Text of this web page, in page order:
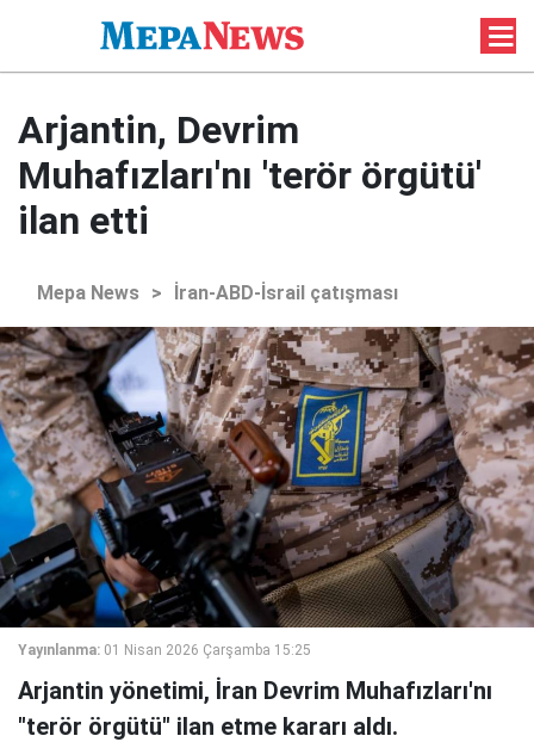
Arjantin, Devrim
Muhafızları'nı 'terör örgütü'
ilan etti
Mepa News > İran-ABD-İsrail çatışması
Yayınlanma: 01 Nisan 2026 Çarşamba 15:25
Arjantin yönetimi, İran Devrim Muhafızları'nı
"terör örgütü" ilan etme kararı aldı.